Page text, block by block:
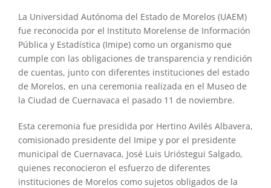
La Universidad Autónoma del Estado de Morelos (UAEM)
fue reconocida por el Instituto Morelense de Información
Pública y Estadística (Imipe) como un organismo que
cumple con las obligaciones de transparencia y rendición
de cuentas, junto con diferentes instituciones del estado
de Morelos, en una ceremonia realizada en el Museo de
la Ciudad de Cuernavaca el pasado 11 de noviembre.
Esta ceremonia fue presidida por Hertino Avilés Albavera,
comisionado presidente del Imipe y por el presidente
municipal de Cuernavaca, José Luis Urióstegui Salgado,
quienes reconocieron el esfuerzo de diferentes
instituciones de Morelos como sujetos obligados de la